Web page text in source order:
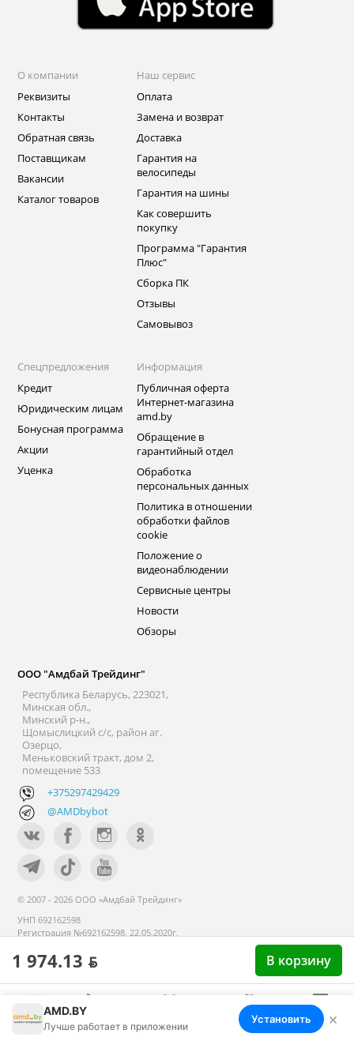
Меню Корзина Избранное Сравнение Войти
1 974.13 ƃ В корзину
О компании
Реквизиты
Контакты
Обратная связь
Поставщикам
Вакансии
Каталог товаров
Наш сервис
Оплата
Замена и возврат
Доставка
Гарантия на
велосипеды
Гарантия на шины
Как совершить
покупку
Программа "Гарантия
Плюс"
Сборка ПК
Отзывы
Самовывоз
Спецпредложения
Кредит
Юридическим лицам
Бонусная программа
Акции
Уценка
Информация
Публичная оферта
Интернет-магазина
amd.by
Обращение в
гарантийный отдел
Обработка
персональных данных
Политика в отношении
обработки файлов
cookie
Положение о
видеонаблюдении
Сервисные центры
Новости
Обзоры
ООО "Амдбай Трейдинг"
Республика Беларусь, 223021,
Минская обл.,
Минский р-н.,
Щомыслицкий с/с, район аг.
Озерцо,
Меньковский тракт, дом 2,
помещение 533
+375297429429
@AMDbybot
© 2007 - 2026 ООО «Амдбай Трейдинг»
УНП 692162598
Регистрация №692162598, 22.05.2020г.
реестре с 14 сентября 2020г.
Номер телефона работников местных исполнительных и
AMD.BY
Лучше работает в приложении
Установить ×